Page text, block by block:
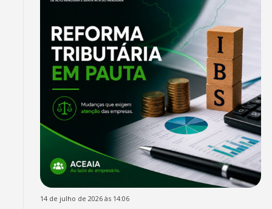
14 de julho de 2026 às 14:06